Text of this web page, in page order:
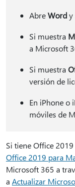
AbreWordy
Si muestra
a Microsoft
Si muestra
versión de
En iPhone o
móviles de
Si tiene Office
Office 2019 para
Microsoft 365 a
a Actualizar